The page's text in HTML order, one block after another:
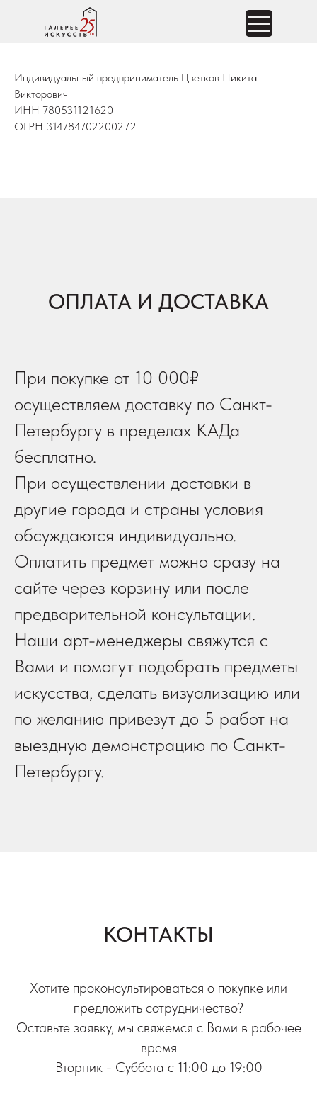
Индивидуальный предприниматель Цветков Никита
Викторович
ИНН 780531121620
ОГРН 314784702200272
ОПЛАТА И ДОСТАВКА
При покупке от 10 000₽
осуществляем доставку по Санкт-
Петербургу в пределах КАДа
бесплатно.
При осуществлении доставки в
другие города и страны условия
обсуждаются индивидуально.
Оплатить предмет можно сразу на
сайте через корзину или после
предварительной консультации.
Наши арт-менеджеры свяжутся с
Вами и помогут подобрать предметы
искусства, сделать визуализацию или
по желанию привезут до 5 работ на
выездную демонстрацию по Санкт-
Петербургу.
КОНТАКТЫ
Хотите проконсультироваться о покупке или
предложить сотрудничество?
Оставьте заявку, мы свяжемся с Вами в рабочее
время
Вторник - Суббота с 11:00 до 19:00